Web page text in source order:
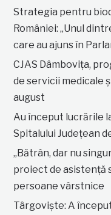
Strategia pentru
României: „Unul
care au ajuns în
CJAS Dâmbovița,
de servicii medicale
august
Au început lucrările
Spitalului Județean
„Bătrân, dar nu
proiect de asistență
persoane vârstnice
Târgoviște: A